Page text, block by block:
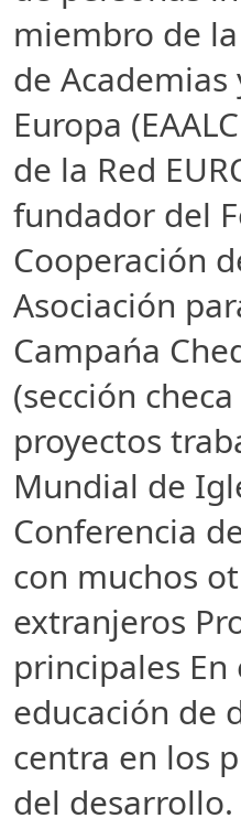
miembro de
de Academias
Europa
de la Red
fundador del
Cooperación
Asociación
Campańa
(sección
proyectos
Mundial de
Conferencia
con muchos
extranjeros
principales
educación de
centra en los
del